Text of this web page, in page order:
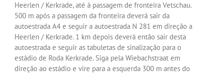
Heerlen / Kerkrade, até à passagem de fronteira Vetschau.
500 m após a passagem da fronteira deverá sair da
autoestrada A4 e seguir a autoestrada N 281 em direção a
Heerlen / Kerkrade. 1 km depois deverá então sair desta
autoestrada e seguir as tabuletas de sinalização para o
estádio de Roda Kerkrade. Siga pela Wiebachstraat em
direção ao estádio e vire para a esquerda 300 m antes do